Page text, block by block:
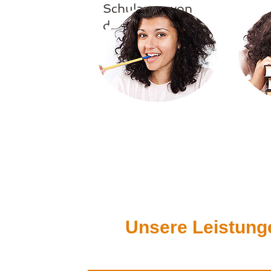
Schularten von
der Grundschule
bis zum Abitur.
Unsere